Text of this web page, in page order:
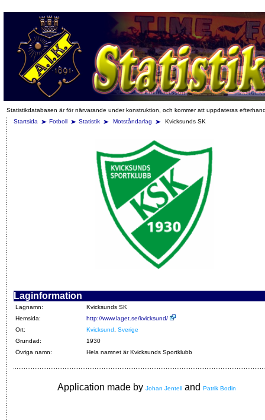
Statistikdatabasen är för närvarande under konstruktion, och kommer att uppdateras
Startsida
Fotboll Statistik Motståndarlag Kvicksunds SK
Laginformation
Lagnamn:
Kvicksunds SK
Hemsida:
http://www.laget.se/kvicksund/
Ort:
Kvicksund
Sverige
Grundad:
1930
Övriga namn:
Hela namnet är Kvicksunds Sportklubb
Application made by Johan Jentell and Patrik Bodin